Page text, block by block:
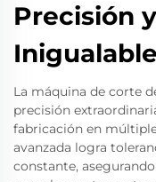
Precisión
La máquina de corte
precisión
fabricación en
avanzada logra
constante,